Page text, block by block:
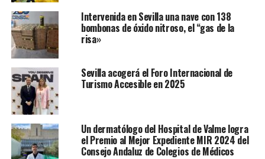
Intervenida en Sevilla una nave con 138
bombonas de óxido nitroso, el “gas de la
risa»
Sevilla acogerá el Foro Internacional de
Turismo Accesible en 2025
Un dermatólogo del Hospital de Valme logra
el Premio al Mejor Expediente MIR 2024 del
Consejo Andaluz de Colegios de Médicos